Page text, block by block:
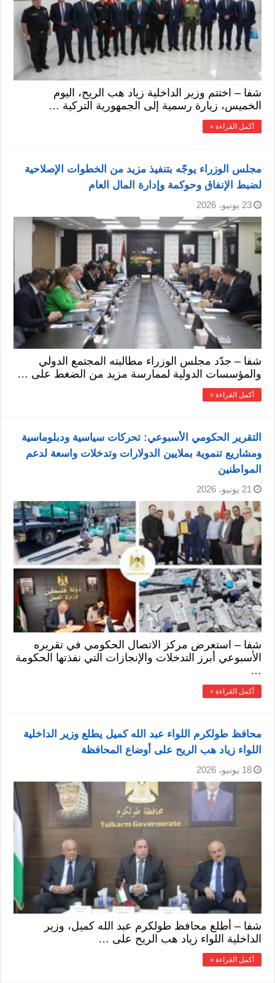
شفا – اختتم وزير الداخلية زياد هب الريح، اليوم
الخميس، زيارة رسمية إلى الجمهورية التركية …
أكمل القراءة »
مجلس الوزراء يوجّه بتنفيذ مزيد من الخطوات الإصلاحية
لضبط الإنفاق وحوكمة وإدارة المال العام
23 يونيو، 2026
شفا – جدّد مجلس الوزراء مطالبته المجتمع الدولي
والمؤسسات الدولية لممارسة مزيد من الضغط على …
أكمل القراءة »
التقرير الحكومي الأسبوعي: تحركات سياسية ودبلوماسية
ومشاريع تنموية بملايين الدولارات وتدخلات واسعة لدعم
المواطنين
21 يونيو، 2026
شفا – استعرض مركز الاتصال الحكومي في تقريره
الأسبوعي أبرز التدخلات والإنجازات التي نفذتها الحكومة
…
أكمل القراءة »
محافظ طولكرم اللواء عبد الله كميل يطلع وزير الداخلية
اللواء زياد هب الريح على أوضاع المحافظة
18 يونيو، 2026
شفا – أطلع محافظ طولكرم عبد الله كميل، وزير
الداخلية اللواء زياد هب الريح على …
أكمل القراءة »